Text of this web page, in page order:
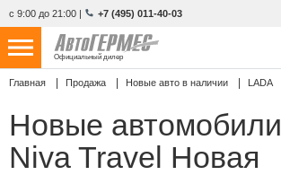
с 9:00 до 21:00 | +7 (495) 011-40-03
Официальный дилер
НОВЫЕ АВТОМОБИЛИ
С ПРОБЕГОМ 855 авто
Главная Продажа Новые авто в наличии LADA
Новые
Niva Travel Новая